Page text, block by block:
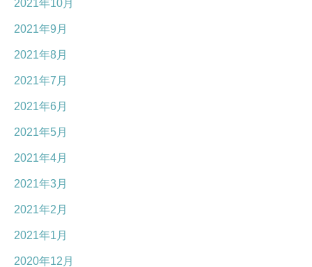
2021年10月
2021年9月
2021年8月
2021年7月
2021年6月
2021年5月
2021年4月
2021年3月
2021年2月
2021年1月
2020年12月